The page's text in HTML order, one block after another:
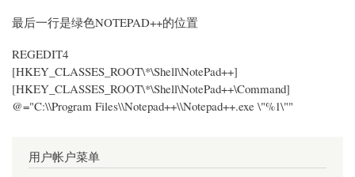
最后一行是绿色NOTEPAD++的位置
REGEDIT4
[HKEY_CLASSES_ROOT\*\Shell\NotePad++]
[HKEY_CLASSES_ROOT\*\Shell\NotePad++\Command]
@="C:\\Program Files\\Notepad++\\Notepad++.exe \"%1\""
用户帐户菜单